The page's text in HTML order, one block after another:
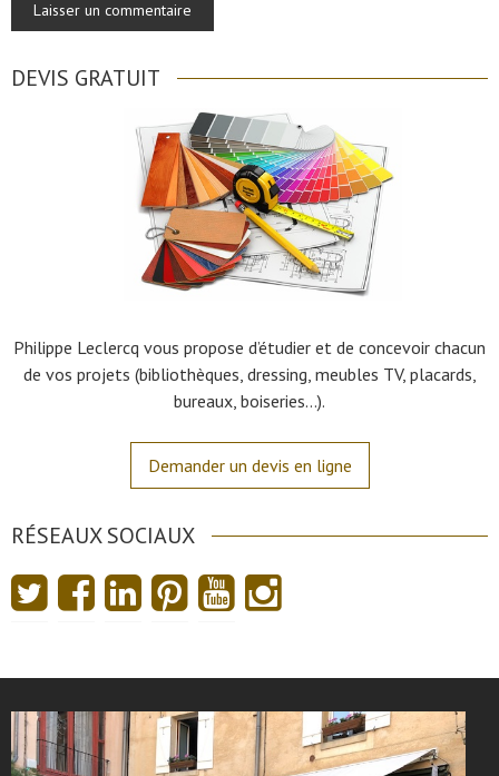
DEVIS GRATUIT
Philippe Leclercq vous propose d’étudier et de concevoir chacun
de vos projets (bibliothèques, dressing, meubles TV, placards,
bureaux, boiseries…).
Demander un devis en ligne
RÉSEAUX SOCIAUX